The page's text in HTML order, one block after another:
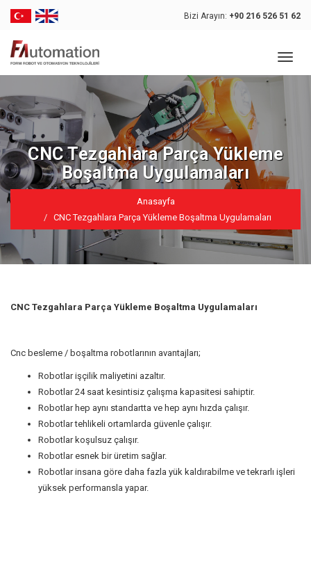
Bizi Arayın: +90 216 526 51 62
CNC Tezgahlara Parça Yükleme
Boşaltma Uygulamaları
Anasayfa
CNC Tezgahlara Parça Yükleme Boşaltma Uygulamaları
CNC Tezgahlara Parça Yükleme Boşaltma Uygulamaları
Cnc besleme / boşaltma robotlarının avantajları;
Robotlar işçilik maliyetini azaltır.
Robotlar 24 saat kesintisiz çalışma kapasitesi sahiptir.
Robotlar hep aynı standartta ve hep aynı hızda çalışır.
Robotlar tehlikeli ortamlarda güvenle çalışır.
Robotlar koşulsuz çalışır.
Robotlar esnek bir üretim sağlar.
Robotlar insana göre daha fazla yük kaldırabilme ve tekrarlı işleri
yüksek performansla yapar.